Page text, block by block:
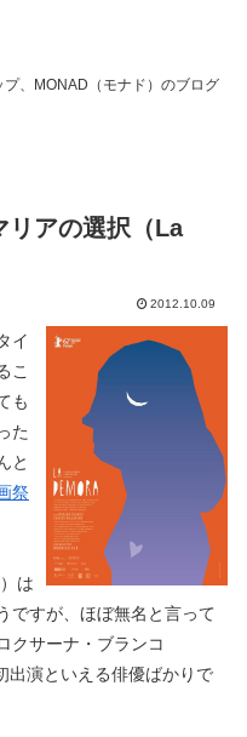
、MONAD（モナド）のブログ
リアの選択（La
2012.10.09
イ
こ
も
た
と
祭
は
ですが、ほぼ無名と言って
クサーナ・ブランコ
出演といえる俳優ばかりで